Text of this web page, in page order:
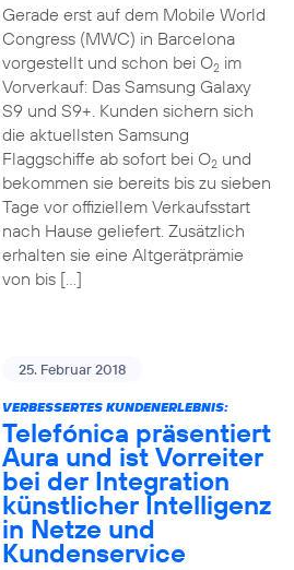
Gerade erst auf dem Mobile World
Congress (MWC) in Barcelona
vorgestellt und schon bei O2im
Vorverkauf: Das Samsung Galaxy
S9 und S9+. Kunden sichern sich
die aktuellsten Samsung
Flaggschiffe ab sofort bei O2und
bekommen sie bereits bis zu sieben
Tage vor offiziellem Verkaufsstart
nach Hause geliefert. Zusätzlich
erhalten sie eine Altgerätprämie
von bis […]
25. Februar 2018
VERBESSERTES KUNDENERLEBNIS:
Telefónica präsentiert
Aura und ist Vorreiter
bei der Integration
künstlicher Intelligenz
in Netze und
Kundenservice